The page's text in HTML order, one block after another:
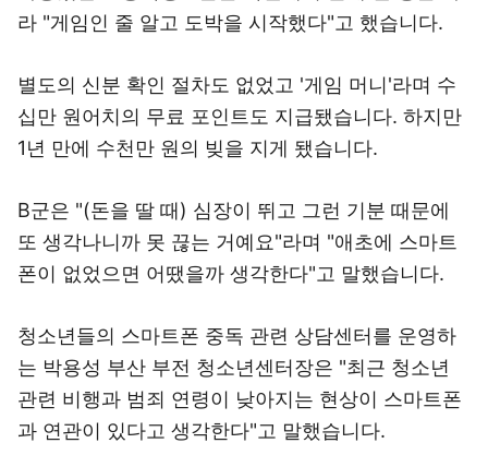
라 "게임인 줄 알고 도박을 시작했다"고 했습니다.
별도의 신분 확인 절차도 없었고 '게임 머니'라며 수
십만 원어치의 무료 포인트도 지급됐습니다. 하지만
1년 만에 수천만 원의 빚을 지게 됐습니다.
B군은 "(돈을 딸 때) 심장이 뛰고 그런 기분 때문에
또 생각나니까 못 끊는 거예요"라며 "애초에 스마트
폰이 없었으면 어땠을까 생각한다"고 말했습니다.
청소년들의 스마트폰 중독 관련 상담센터를 운영하
는 박용성 부산 부전 청소년센터장은 "최근 청소년
관련 비행과 범죄 연령이 낮아지는 현상이 스마트폰
과 연관이 있다고 생각한다"고 말했습니다.